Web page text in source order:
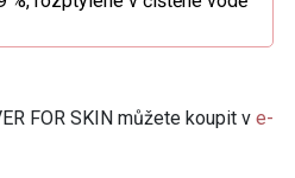
FOR SKIN můžete koupit v e-